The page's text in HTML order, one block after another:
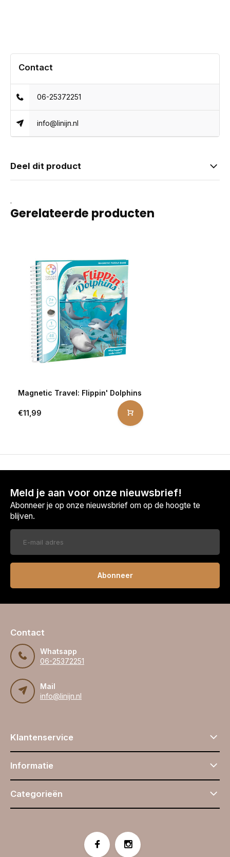
Contact
06-25372251
info@linijn.nl
Deel dit product
.
Gerelateerde producten
Magnetic Travel: Flippin' Dolphins
€11,99
Meld je aan voor onze nieuwsbrief!
Abonneer je op onze nieuwsbrief om op de hoogte te
blijven.
Abonneer
Contact
Whatsapp
06-25372251
Mail
info@linijn.nl
Klantenservice
Informatie
Categorieën